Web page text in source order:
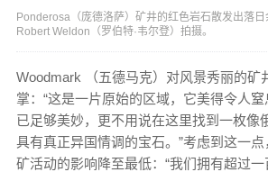
Ponderosa（庞德洛萨）矿井的红色岩石散发出落
Robert Weldon（罗伯特·韦尔登）拍摄。
Woodmark （五德马克）对风景秀丽的矿
掌：“这是一片原始的区域，它美得令人
已足够美妙，更不用说在这里找到一枚像
具有真正异国情调的宝石。”考虑到这一
矿活动的影响降至最低：“我们拥有超过